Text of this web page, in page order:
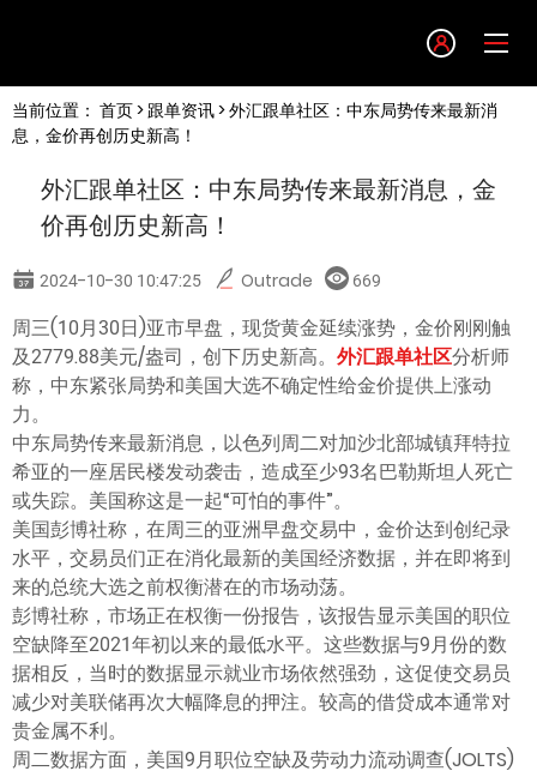
English
简体中文
한글
Tiếng việt
ไทย
当前位置： 首页> 跟单资讯> 外汇跟单社区：中东局势传来最新消
息，金价再创历史新高！
外汇跟单社区：中东局势传来最新消息，金
价再创历史新高！
2024-10-30 10:47:25 Outrade 669
周三(10月30日)亚市早盘，现货黄金延续涨势，金价刚刚触
及2779.88美元/盎司，创下历史新高。 外汇跟单社区分析师
称，中东紧张局势和美国大选不确定性给金价提供上涨动
力。
中东局势传来最新消息，以色列周二对加沙北部城镇拜特拉
希亚的一座居民楼发动袭击，造成至少93名巴勒斯坦人死亡
或失踪。美国称这是一起“可怕的事件”。
美国彭博社称，在周三的亚洲早盘交易中，金价达到创纪录
水平，交易员们正在消化最新的美国经济数据，并在即将到
来的总统大选之前权衡潜在的市场动荡。
彭博社称，市场正在权衡一份报告，该报告显示美国的职位
空缺降至2021年初以来的最低水平。这些数据与9月份的数
据相反，当时的数据显示就业市场依然强劲，这促使交易员
减少对美联储再次大幅降息的押注。较高的借贷成本通常对
贵金属不利。
周二数据方面，美国9月职位空缺及劳动力流动调查(JOLTS)